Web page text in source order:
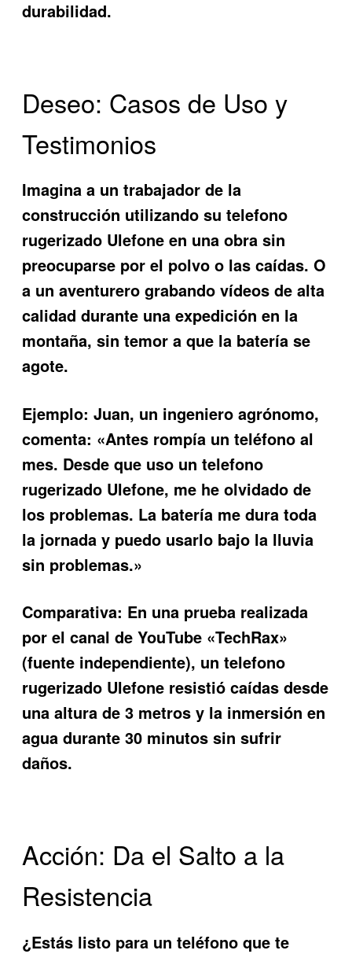
durabilidad.
Deseo: Casos de Uso y
Testimonios
Imagina a un trabajador de la
construcción utilizando sutelefono
rugerizado Ulefone en una obra sin
preocuparse por el polvo o las caídas. O
a un aventurero grabando vídeos de alta
calidad durante una expedición en la
montaña, sin temor a que la batería se
agote.
Ejemplo: Juan, un ingeniero agrónomo,
comenta: «Antes rompía un teléfono al
mes. Desde que uso untelefono
rugerizado Ulefone, me he olvidado de
los problemas. La batería me dura toda
la jornada y puedo usarlo bajo la lluvia
sin problemas.»
Comparativa: En una prueba realizada
por el canal de YouTube «TechRax»
(fuente independiente), untelefono
rugerizado Ulefone resistió caídas desde
una altura de 3 metros y la inmersión en
agua durante 30 minutos sin sufrir
daños.
Acción: Da el Salto a la
Resistencia
¿Estás listo para un teléfono que te